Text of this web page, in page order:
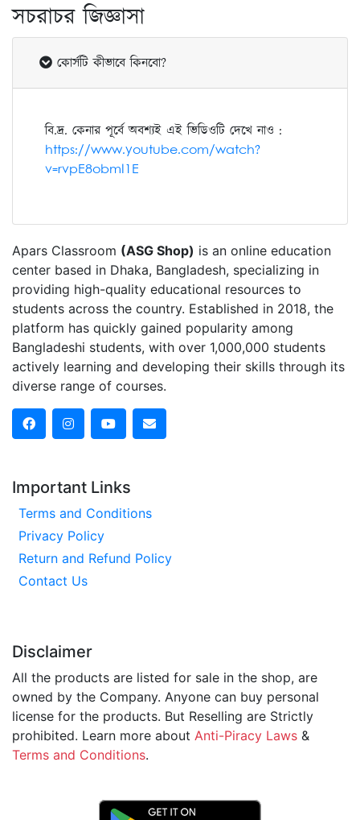
সচরাচর জিজ্ঞাসা
কোর্সটি কীভাবে কিনবো?
বি.দ্র. কেনার পূর্বে অবশ্যই এই ভিডিওটি দেখে নাও :
https://www.youtube.com/watch?
v=rvpE8obmI1E
Apars Classroom (ASG Shop) is an online education
center based in Dhaka, Bangladesh, specializing in
providing high-quality educational resources to
students across the country. Established in 2018, the
platform has quickly gained popularity among
Bangladeshi students, with over 1,000,000 students
actively learning and developing their skills through its
diverse range of courses.
Important Links
Terms and Conditions
Privacy Policy
Return and Refund Policy
Contact Us
Disclaimer
All the products are listed for sale in the shop, are
owned by the Company. Anyone can buy personal
license for the products. But Reselling are Strictly
prohibited. Learn more about Anti-Piracy Laws &
Terms and Conditions.